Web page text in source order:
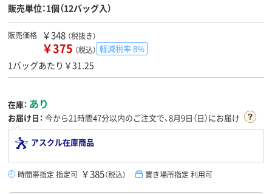
販売単位：1個（12バッグ入）
販売価格 ￥348 （税抜き）
￥375 （税込） 軽減税率 8%
1バッグあたり￥31.25
在庫： あり
お届け日： 今から21時間47分以内のご注文で、8月9日（日）にお届け
アスクル在庫商品
時間帯指定 指定可 ￥385（税込） 置き場所指定 利用可